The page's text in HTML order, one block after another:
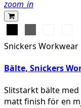
zoom_in
Snickers Workwear
Bälte, Snickers
Slitstarkt bälte
matt finish för en